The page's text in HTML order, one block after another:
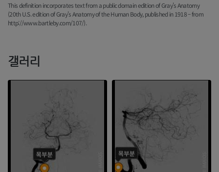
This definition incorporates text from a public domain edition of Gray's Anatomy
(20th U.S. edition of Gray's Anatomy of the Human Body, published in 1918 – from
http://www.bartleby.com/107/).
갤러리